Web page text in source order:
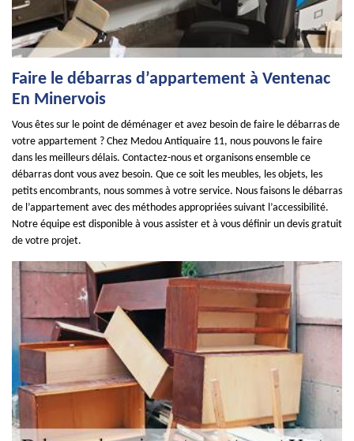
Faire le débarras d’appartement à Ventenac
En Minervois
Vous êtes sur le point de déménager et avez besoin de faire le débarras de
votre appartement ? Chez Medou Antiquaire 11, nous pouvons le faire
dans les meilleurs délais. Contactez-nous et organisons ensemble ce
débarras dont vous avez besoin. Que ce soit les meubles, les objets, les
petits encombrants, nous sommes à votre service. Nous faisons le débarras
de l’appartement avec des méthodes appropriées suivant l’accessibilité.
Notre équipe est disponible à vous assister et à vous définir un devis gratuit
de votre projet.